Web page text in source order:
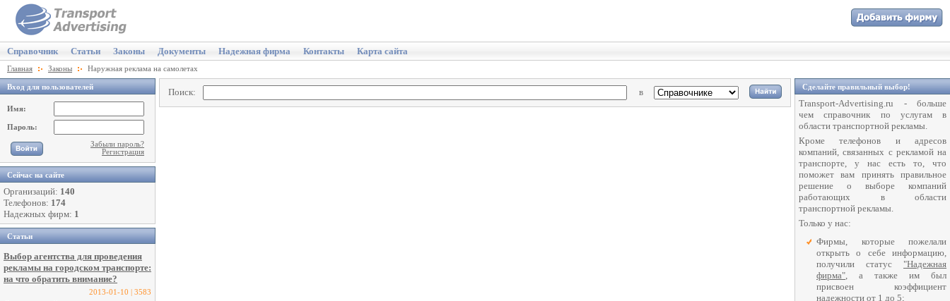
Справочник Статьи Законы Документы Надежная фирма Контакты Карта сайта
Главная Законы Наружная реклама на самолетах
Вход для пользователей
Имя:
Пароль:
Забыли пароль?
Регистрация
Сейчас на сайте
Организаций: 140
Телефонов: 174
Надежных фирм: 1
Статьи
Выбор агентства для проведения
рекламы на городском транспорте:
на что обратить внимание?
2013-01-10 | 3583
Поиск: в Сделайте правильный выбор!
Transport-Advertising.ru - больше
чем справочник по услугам в
области транспортной рекламы.
Кроме телефонов и адресов
компаний, связанных с рекламой на
транспорте, у нас есть то, что
поможет вам принять правильное
решение о выборе компаний
работающих в области
транспортной рекламы.
Только у нас:
Фирмы, которые пожелали
открыть о себе информацию,
получили статус "Надежная
фирма", а также им был
присвоен коэффициент
надежности от 1 до 5;